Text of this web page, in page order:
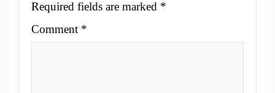
Required fields are marked *
Comment *